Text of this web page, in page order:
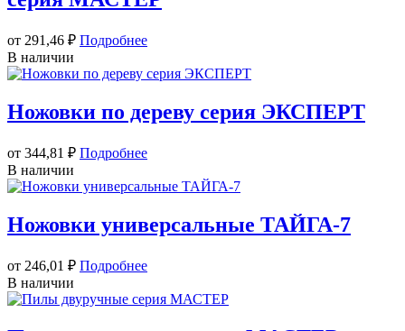
от 291,46 ₽ Подробнее
В наличии
Ножовки по дереву серия ЭКСПЕРТ
от 344,81 ₽ Подробнее
В наличии
Ножовки универсальные ТАЙГА-7
от 246,01 ₽ Подробнее
В наличии